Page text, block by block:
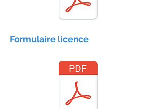
Formulaire licence